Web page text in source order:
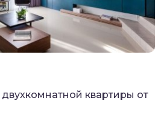
квартиры от